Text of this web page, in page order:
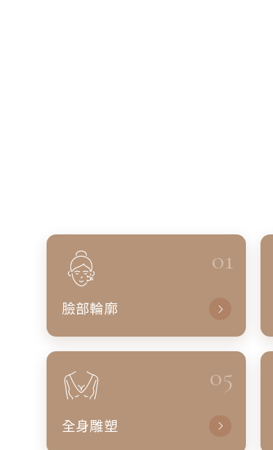
01
臉部輪廓
05
全身雕塑